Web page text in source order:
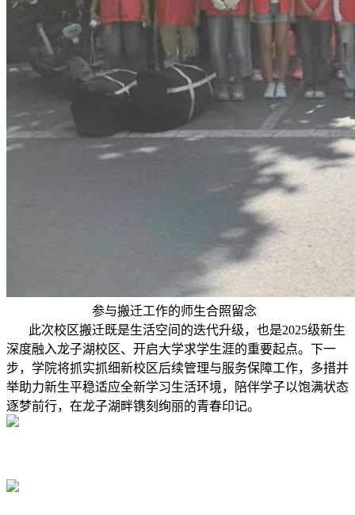
参与搬迁工作的师生合照留念
此次校区搬迁既是生活空间的迭代升级，也是2025级新生
深度融入龙子湖校区、开启大学求学生涯的重要起点。下一
步，学院将抓实抓细新校区后续管理与服务保障工作，多措并
举助力新生平稳适应全新学习生活环境，陪伴学子以饱满状态
逐梦前行，在龙子湖畔镌刻绚丽的青春印记。